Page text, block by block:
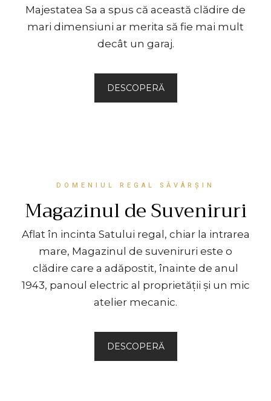
Majestatea Sa a spus că această clădire de
mari dimensiuni ar merita să fie mai mult
decât un garaj.
DESCOPERĂ
DOMENIUL REGAL SĂVÂRȘIN
Magazinul de Suveniruri
Aflat în incinta Satului regal, chiar la intrarea
mare, Magazinul de suveniruri este o
clădire care a adăpostit, înainte de anul
1943, panoul electric al proprietății și un mic
atelier mecanic.
DESCOPERĂ